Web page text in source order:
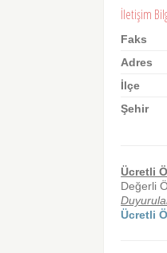
İletişim
Faks
Adres
İlçe
Şehir
Ücretli
Değerli
Ücretli